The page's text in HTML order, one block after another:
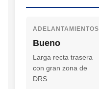
ADELANTAMIENTOS
Bueno
Larga recta trasera
con gran zona de
DRS